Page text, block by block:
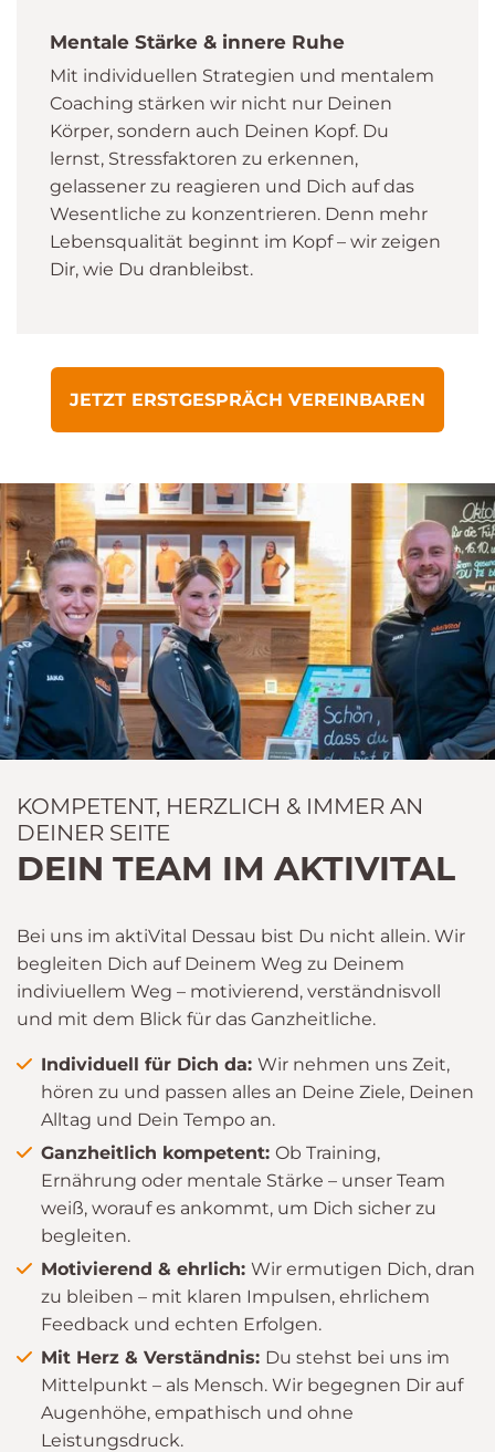
Mentale Stärke & innere Ruhe
Mit individuellen Strategien und mentalem
Coaching stärken wir nicht nur Deinen
Körper, sondern auch Deinen Kopf. Du
lernst, Stressfaktoren zu erkennen,
gelassener zu reagieren und Dich auf das
Wesentliche zu konzentrieren. Denn mehr
Lebensqualität beginnt im Kopf – wir zeigen
Dir, wie Du dranbleibst.
JETZT ERSTGESPRÄCH VEREINBAREN
DEIN TEAM IM AKTIVITAL
KOMPETENT, HERZLICH & IMMER AN
DEINER SEITE
Bei uns im aktiVital Dessau bist Du nicht allein. Wir
begleiten Dich auf Deinem Weg zu Deinem
indiviuellem Weg – motivierend, verständnisvoll
und mit dem Blick für das Ganzheitliche.
Individuell für Dich da: Wir nehmen uns Zeit,
hören zu und passen alles an Deine Ziele, Deinen
Alltag und Dein Tempo an.
Ganzheitlich kompetent: Ob Training,
Ernährung oder mentale Stärke – unser Team
weiß, worauf es ankommt, um Dich sicher zu
begleiten.
Motivierend & ehrlich: Wir ermutigen Dich, dran
zu bleiben – mit klaren Impulsen, ehrlichem
Feedback und echten Erfolgen.
Mit Herz & Verständnis: Du stehst bei uns im
Mittelpunkt – als Mensch. Wir begegnen Dir auf
Augenhöhe, empathisch und ohne
Leistungsdruck.